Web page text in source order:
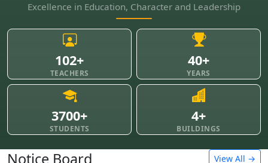
Excellence in Education, Character and Leadership
102+
TEACHERS
40+
YEARS
3700+
STUDENTS
4+
BUILDINGS
Notice Board View All →